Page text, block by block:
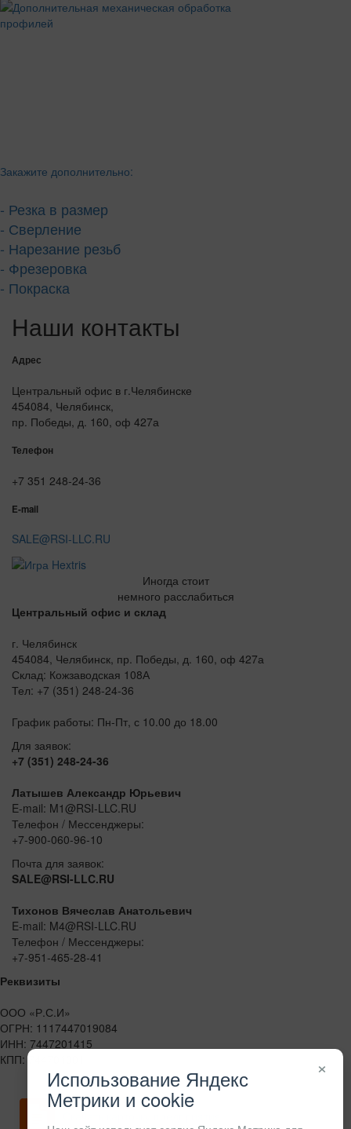
Закажите дополнительно:
- Резка в размер
- Сверление
- Нарезание резьб
- Фрезеровка
- Покраска
Наши контакты
Адрес
Центральный офис в г.Челябинске
454084, Челябинск,
пр. Победы, д. 160, оф 427а
Телефон
+7 351 248-24-36
E-mail
SALE@RSI-LLC.RU
Иногда стоит
немного расслабиться
Центральный офис и склад
г. Челябинск
454084, Челябинск, пр. Победы, д. 160, оф 427а
Склад: Кожзаводская 108А
Тел: +7 (351) 248-24-36
График работы: Пн-Пт, с 10.00 до 18.00
Для заявок:
+7 (351) 248-24-36
Латышев Александр Юрьевич
E-mail: M1@RSI-LLC.RU
Телефон / Мессенджеры:
+7-900-060-96-10
Почта для заявок:
SALE@RSI-LLC.RU
Тихонов Вячеслав Анатольевич
E-mail: M4@RSI-LLC.RU
Телефон / Мессенджеры:
+7-951-465-28-41
Реквизиты
ООО «Р.С.И»
ОГРН: 1117447019084
ИНН: 7447201415
КПП: 744701001
Скачать карточку предприятия
×
Использование Яндекс
Метрики и cookie